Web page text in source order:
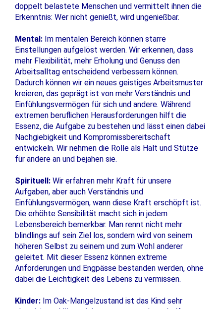
doppelt belastete Menschen und vermittelt ihnen die
Erkenntnis: Wer nicht genießt, wird ungenießbar.
Mental: Im mentalen Bereich können starre
Einstellungen aufgelöst werden. Wir erkennen, dass
mehr Flexibilität, mehr Erholung und Genuss den
Arbeitsalltag entscheidend verbessern können.
Dadurch können wir ein neues geistiges Arbeitsmuster
kreieren, das geprägt ist von mehr Verständnis und
Einfühlungsvermögen für sich und andere. Während
extremen beruflichen Herausforderungen hilft die
Essenz, die Aufgabe zu bestehen und lässt einen dabei
Nachgiebigkeit und Kompromissbereitschaft
entwickeln. Wir nehmen die Rolle als Halt und Stütze
für andere an und bejahen sie.
Spirituell: Wir erfahren mehr Kraft für unsere
Aufgaben, aber auch Verständnis und
Einfühlungsvermögen, wann diese Kraft erschöpft ist.
Die erhöhte Sensibilität macht sich in jedem
Lebensbereich bemerkbar. Man rennt nicht mehr
blindlings auf sein Ziel los, sondern wird von seinem
höheren Selbst zu seinem und zum Wohl anderer
geleitet. Mit dieser Essenz können extreme
Anforderungen und Engpässe bestanden werden, ohne
dabei die Leichtigkeit des Lebens zu vermissen.
Kinder: Im Oak-Mangelzustand ist das Kind sehr